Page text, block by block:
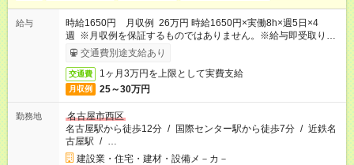
給与
時給1650円 月収例 26万円 時給1650円×実働8h×週5日×4
週 ※月収例を保証するものではありません。※給与即受取りサ
ービス利用可（利用条件有）
交通費別途支給あり
交通費 1ヶ月3万円を上限として実費支給
月収例 25～30万円
勤務地
名古屋市西区
名古屋駅から徒歩12分 / 国際センター駅から徒歩7分 / 近鉄名
古屋駅 / …
建設業・住宅・建材・設備メ－カ－